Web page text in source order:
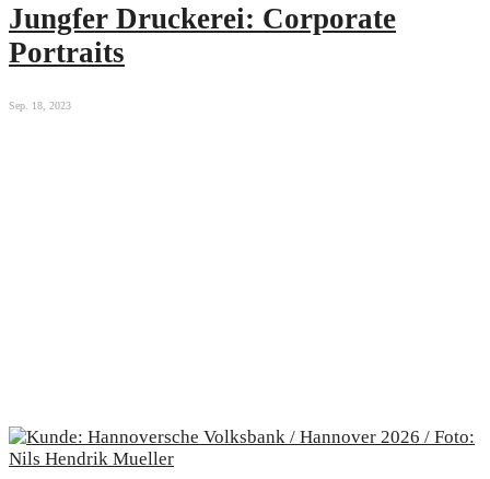
Jungfer Druckerei: Corporate
Portraits
Sep. 18, 2023